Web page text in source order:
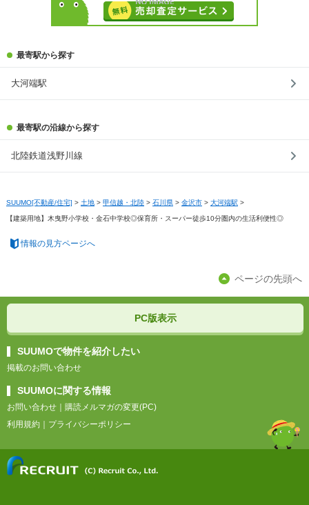
最寄駅から探す
大河端駅
最寄駅の沿線から探す
北陸鉄道浅野川線
SUUMO[不動産/住宅] > 土地 > 甲信越・北陸 > 石川県 > 金沢市 > 大河端駅 >
【建築用地】木曳野小学校・金石中学校◎保育所・スーパー徒歩10分圏内の生活利便性◎
情報の見方ページへ
ページの先頭へ
PC版表示
SUUMOで物件を紹介したい
掲載のお問い合わせ
SUUMOに関する情報
お問い合わせ
購読メルマガの変更(PC)
利用規約
プライバシーポリシー